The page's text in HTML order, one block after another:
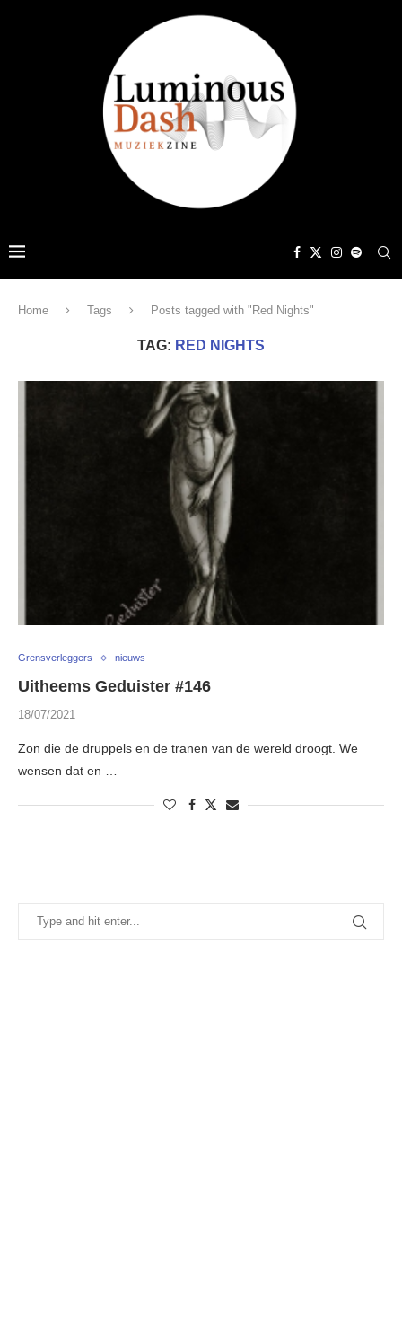
Home Tags Posts tagged with "Red Nights"
TAG: RED NIGHTS
Grensverleggers nieuws
Uitheems Geduister #146
18/07/2021
Zon die de druppels en de tranen van de wereld droogt. We
wensen dat en …